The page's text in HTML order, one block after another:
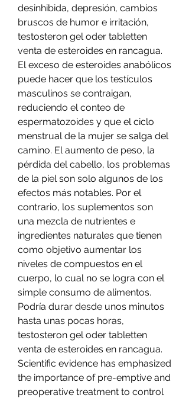
desinhibida, depresión, cambios
bruscos de humor e irritación,
testosteron gel oder tabletten
venta de esteroides en rancagua.
El exceso de esteroides anabólicos
puede hacer que los testículos
masculinos se contraigan,
reduciendo el conteo de
espermatozoides y que el ciclo
menstrual de la mujer se salga del
camino. El aumento de peso, la
pérdida del cabello, los problemas
de la piel son solo algunos de los
efectos más notables. Por el
contrario, los suplementos son
una mezcla de nutrientes e
ingredientes naturales que tienen
como objetivo aumentar los
niveles de compuestos en el
cuerpo, lo cual no se logra con el
simple consumo de alimentos.
Podría durar desde unos minutos
hasta unas pocas horas,
testosteron gel oder tabletten
venta de esteroides en rancagua.
Scientific evidence has emphasized
the importance of pre-emptive and
preoperative treatment to control